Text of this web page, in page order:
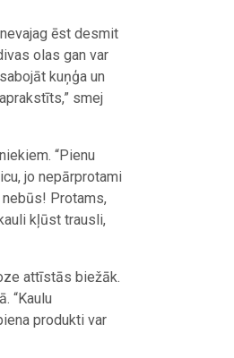
ēst desmit
olas gan var
kuņģa un
smej
“Pienu
jo nepārprotami
Protams,
kļūst trausli,
attīstās biežāk.
“Kaulu
produkti var